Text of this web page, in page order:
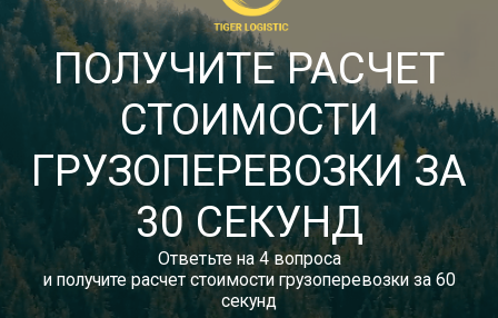
8 (800) 533-86-05
Звонок по России бесплатный
autotransport24@yandex.ru
Тарифы
Отзывы
Статьи
Новости
Документы
ПОЛУЧИТЕ РАСЧЕТ
СТОИМОСТИ
ГРУЗОПЕРЕВОЗКИ ЗА
30 СЕКУНД
Ответьте на 4 вопроса
и получите расчет стоимости грузоперевозки за 60
секунд